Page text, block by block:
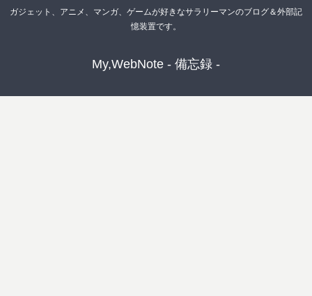
ガジェット、アニメ、マンガ、ゲームが好きなサラリーマンのブログ＆外部記
憶装置です。
My,WebNote - 備忘録 -